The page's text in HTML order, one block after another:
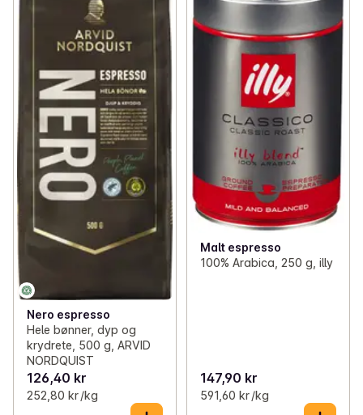
Nero espresso
Hele bønner, dyp og
krydrete, 500 g, ARVID
NORDQUIST
126,40 kr
252,80 kr /kg
Malt espresso
100% Arabica, 250 g, illy
147,90 kr
591,60 kr /kg